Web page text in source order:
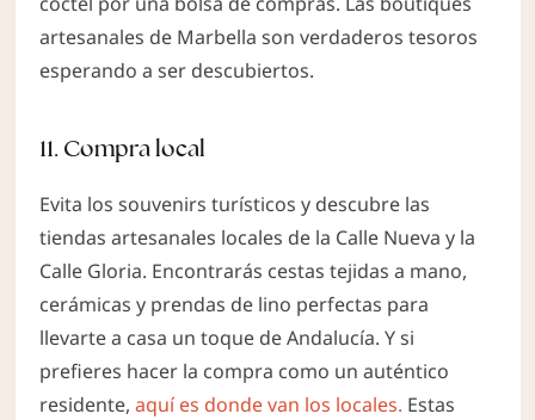
artesanales de Marbella son verdaderos tesoros
esperando a ser descubiertos.
11. Compra local
Evita los souvenirs turísticos y descubre las
tiendas artesanales locales de la Calle Nueva y la
Calle Gloria. Encontrarás cestas tejidas a mano,
cerámicas y prendas de lino perfectas para
llevarte a casa un toque de Andalucía. Y si
prefieres hacer la compra como un auténtico
residente, aquí es donde van los locales. Estas